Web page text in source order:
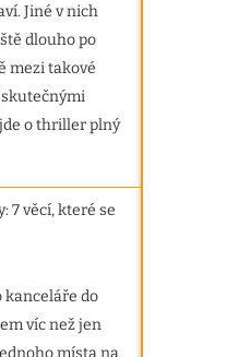
Jiné v nich
dlouho po
mezi takové
o thriller plný
7 věcí, které se
kanceláře do
víc než jen